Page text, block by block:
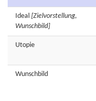
Ideal [Zielvorstellung,
Wunschbild]
Utopie
Wunschbild